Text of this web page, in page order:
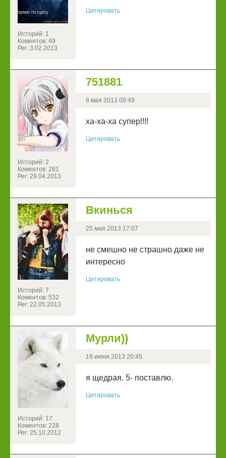
Историй: 1
Коментов: 49
Рег: 3.02.2013
Цитировать
Историй: 2
Коментов: 281
Рег: 29.04.2013
751881
6 мая 2013 09:49
ха-ха-ха супер!!!!
Цитировать
Историй: 7
Коментов: 532
Рег: 22.05.2013
Вкинься
25 мая 2013 17:07
не смешно не страшно даже не
интересно
Цитировать
Историй: 17
Коментов: 228
Рег: 25.10.2012
Мурли))
19 июня 2013 20:45
я щедрая. 5- поставлю.
Цитировать